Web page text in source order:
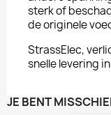
sterk of
de originele
StrassElec,
snelle levering
JE BENT